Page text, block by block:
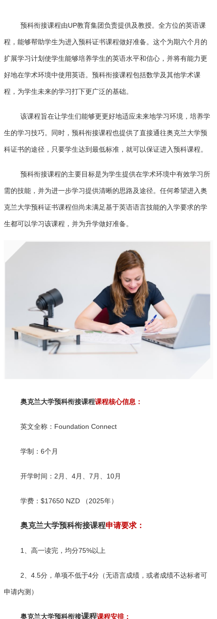
预科衔接课程由UP教育集团负责提供及教授。全方位的英语课
程，能够帮助学生为进入预科证书课程做好准备。这个为期六个月的
扩展学习计划使学生能够培养学生的英语水平和信心，并将有能力更
好地在学术环境中使用英语。预科衔接课程包括数学及其他学术课
程，为学生未来的学习打下更广泛的基础。
该课程旨在让学生们能够更更好地适应未来地学习环境，培养学
生的学习技巧。同时，预科衔接课程也提供了直接通往奥克兰大学预
科证书的途径，只要学生达到最低标准，就可以保证进入预科课程。
预科衔接课程的主要目标是为学生提供在学术环境中有效学习所
需的技能，并为进一步学习提供清晰的思路及途径。任何希望进入奥
克兰大学预科证书课程但尚未满足基于英语语言技能的入学要求的学
生都可以学习该课程，并为升学做好准备。
奥克兰大学预科衔接课程课程核心信息：
英文全称：Foundation Connect
学制：6个月
开学时间：2月、4月、7月、10月
学费：$17650 NZD （2025年）
奥克兰大学预科衔接课程申请要求：
1、高一读完，均分75%以上
2 、4.5分，单项不低于4分（无语言成绩，或者成绩不达标者可
申请内测）
奥克兰大学预科衔接课程课程安排：